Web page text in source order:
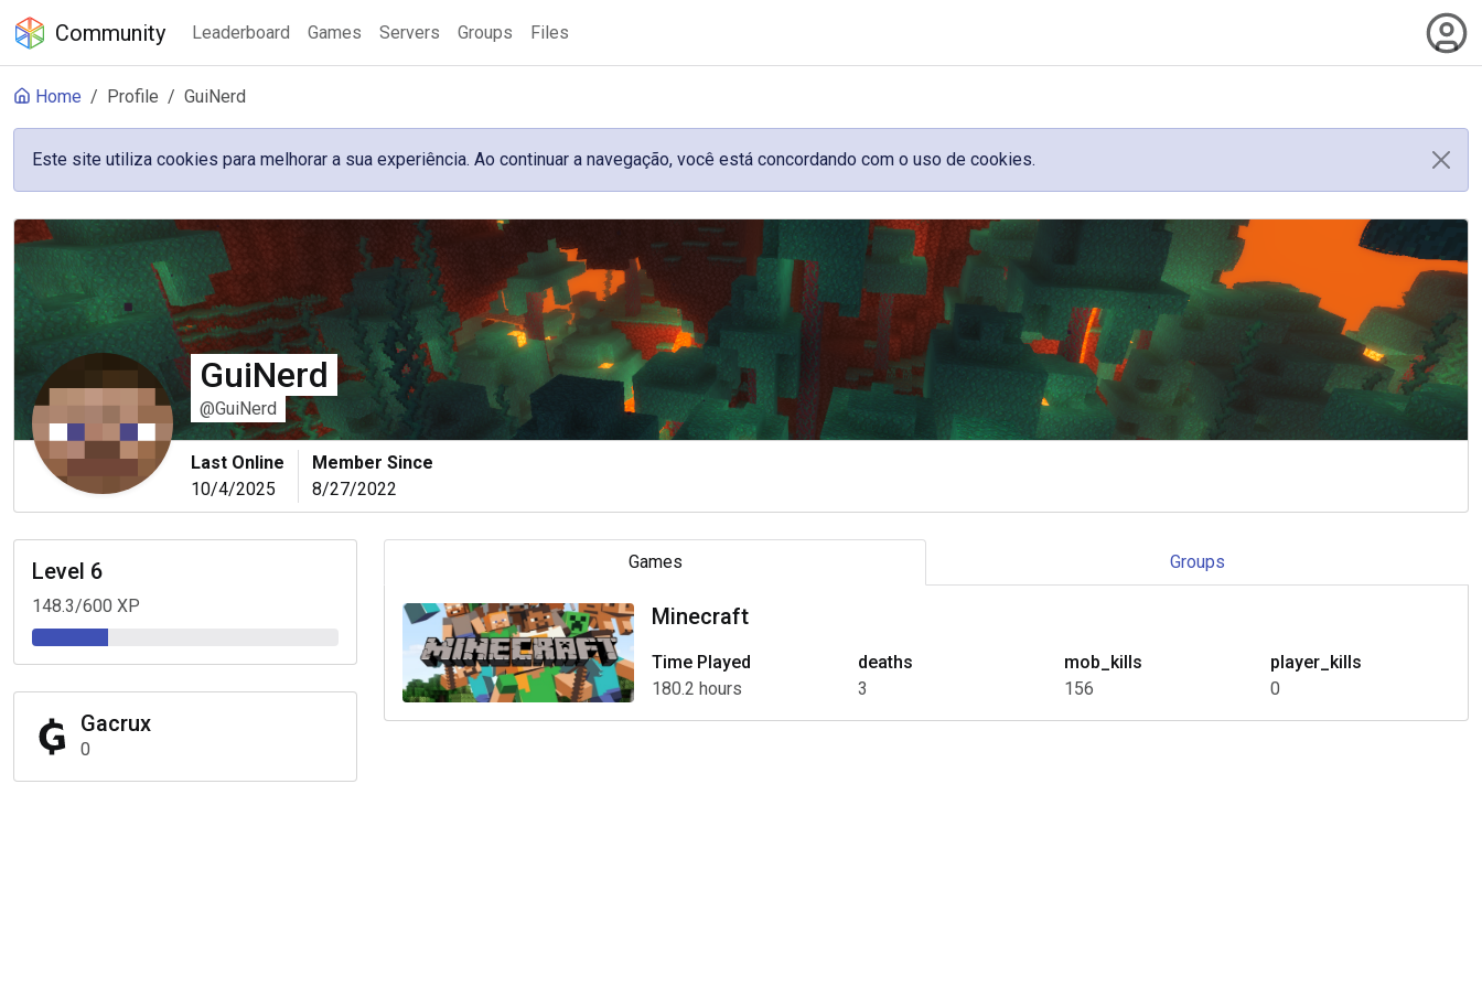
Community Leaderboard Games Servers Groups Files
Home Profile GuiNerd
Este site utiliza cookies para melhorar a sua experiência. Ao continuar a navegação, você está concordando com o uso de cookies.
GuiNerd
@GuiNerd
Last Online
10/4/2025
Member Since
8/27/2022
Level 6
148.3/600 XP
Gacrux
0
Games Groups
Minecraft
Time Played
180.2 hours
deaths
3
mob_kills
156
player_kills
0